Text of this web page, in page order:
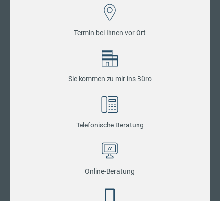
Termin bei Ihnen vor Ort
Sie kommen zu mir ins Büro
Telefonische Beratung
Online-Beratung